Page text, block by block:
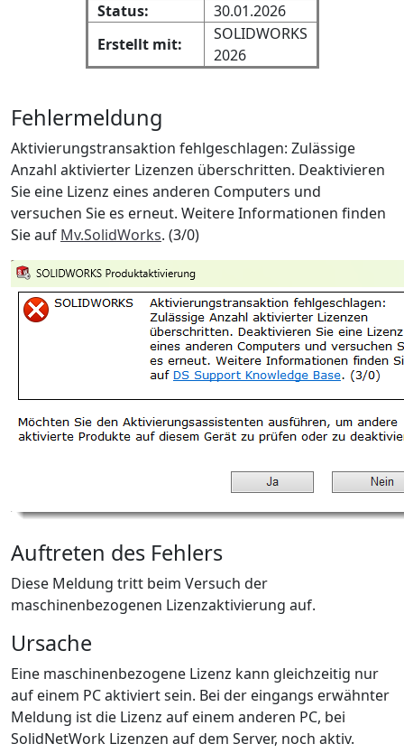
Status:
30.01.2026
Erstellt mit:
SOLIDWORKS
2026
Fehlermeldung
Aktivierungstransaktion fehlgeschlagen: Zulässige
Anzahl aktivierter Lizenzen überschritten. Deaktivieren
Sie eine Lizenz eines anderen Computers und
versuchen Sie es erneut. Weitere Informationen finden
Sie auf Mv.SolidWorks. (3/0)
Auftreten des Fehlers
Diese Meldung tritt beim Versuch der
maschinenbezogenen Lizenzaktivierung auf.
Ursache
Eine maschinenbezogene Lizenz kann gleichzeitig nur
auf einem PC aktiviert sein. Bei der eingangs erwähnter
Meldung ist die Lizenz auf einem anderen PC, bei
SolidNetWork Lizenzen auf dem Server, noch aktiv.